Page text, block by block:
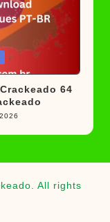
64
All rights